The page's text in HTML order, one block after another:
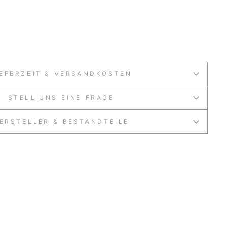
& VERSANDKOSTEN
STELL UNS EINE FRAGE
& BESTANDTEILE